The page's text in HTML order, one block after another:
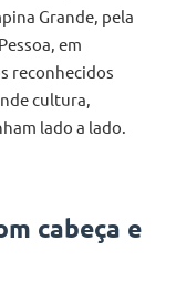
Grande, pela
em
reconhecidos
cultura,
lado a lado.
cabeça e